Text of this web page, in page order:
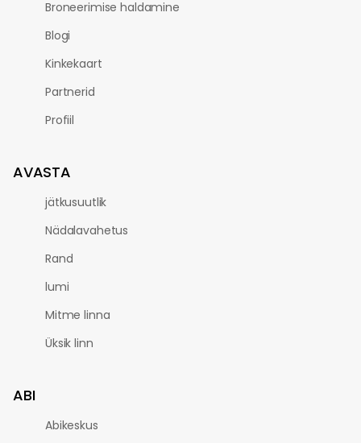
Broneerimise haldamine
Blogi
Kinkekaart
Partnerid
Profiil
AVASTA
jätkusuutlik
Nädalavahetus
Rand
lumi
Mitme linna
Üksik linn
ABI
Abikeskus